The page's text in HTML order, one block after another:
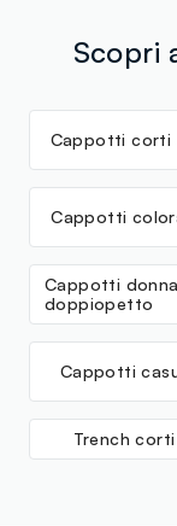
Scopri
Cappotti corti
Cappotti
Cappotti donna
doppiopetto
Cappotti
Trench